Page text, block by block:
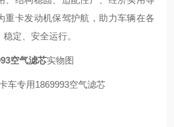
重卡发动机保驾护航，助力车辆在各
定、安全运行。
空气滤芯实物图